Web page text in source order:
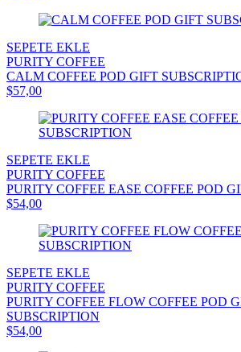
SEPETE EKLE
PURITY COFFEE
CALM COFFEE POD GIFT
$57,00
SEPETE EKLE
PURITY COFFEE
PURITY COFFEE EASE COFFEE POD
$54,00
SEPETE EKLE
PURITY COFFEE
PURITY COFFEE FLOW COFFEE POD
SUBSCRIPTION
$54,00